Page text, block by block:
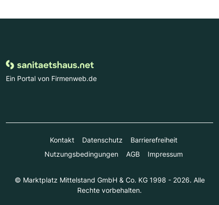
Ein Portal von Firmenweb.de
Kontakt Datenschutz
Barrierefreiheit
Nutzungsbedingungen
AGB Impressum
© Marktplatz Mittelstand GmbH & Co. KG 1998 - 2026. Alle
Rechte vorbehalten.